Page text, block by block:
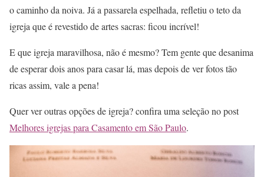
o caminho da noiva. Já a passarela espelhada, refletiu o teto da
igreja que é revestido de artes sacras: ficou incrível!
E que igreja maravilhosa, não é mesmo? Tem gente que desanima
de esperar dois anos para casar lá, mas depois de ver fotos tão
ricas assim, vale a pena!
Quer ver outras opções de igreja? confira uma seleção no post
Melhores igrejas para Casamento em São Paulo.